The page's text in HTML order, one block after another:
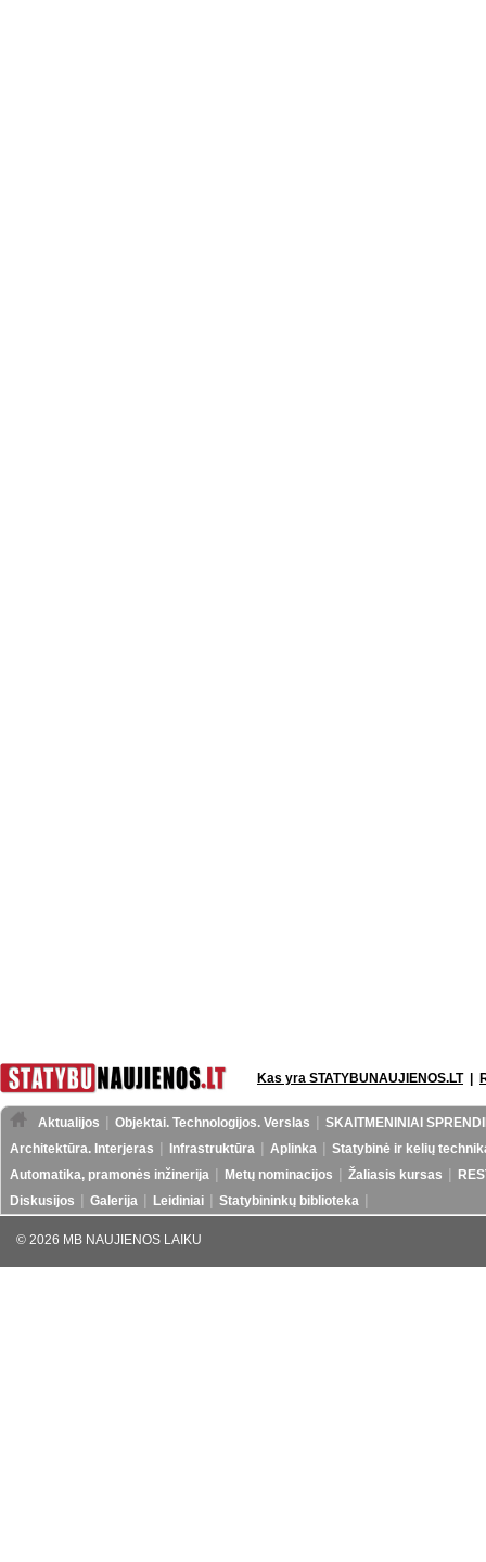
Kas yra STATYBUNAUJIENOS.LT|
Aktualijos Objektai. Technologijos. Verslas
SKAITMENINIAI
Architektūra. Interjeras
Infrastruktūra Aplinka
Statybinė ir kelių
Automatika, pramonės inžinerija
Metų nominacijos Žaliasis kursas
Diskusijos
Galerija Leidiniai Statybininkų biblioteka
© 2026 MB NAUJIENOS LAIKU